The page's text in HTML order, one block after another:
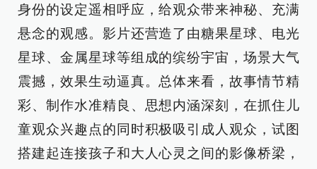
身份的设定遥相呼应，给观众带来神秘、充满
悬念的观感。影片还营造了由糖果星球、电光
星球、金属星球等组成的缤纷宇宙，场景大气
震撼，效果生动逼真。总体来看，故事情节精
彩、制作水准精良、思想内涵深刻，在抓住儿
童观众兴趣点的同时积极吸引成人观众，试图
搭建起连接孩子和大人心灵之间的影像桥梁，